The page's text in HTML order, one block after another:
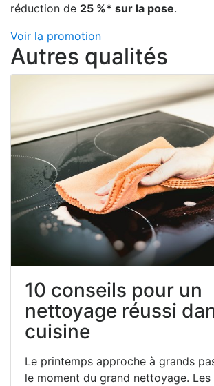
réduction de 25 %* sur la pose.
Voir la promotion
Autres qualités
10 conseils pour un
nettoyage réussi
cuisine
Le printemps approche à grands
le moment du grand nettoyage. Les